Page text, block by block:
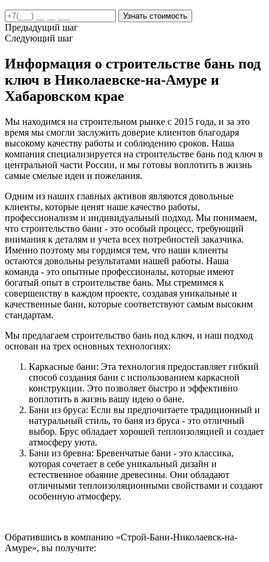
Предыдущий шаг
Следующий шаг
Информация о строительстве бань под
ключ в Николаевске-на-Амуре и
Хабаровском крае
Мы находимся на строительном рынке с 2015 года, и за это
время мы смогли заслужить доверие клиентов благодаря
высокому качеству работы и соблюдению сроков. Наша
компания специализируется на строительстве бань под ключ в
центральной части России, и мы готовы воплотить в жизнь
самые смелые идеи и пожелания.
Одним из наших главных активов являются довольные
клиенты, которые ценят наше качество работы,
профессионализм и индивидуальный подход. Мы понимаем,
что строительство бани - это особый процесс, требующий
внимания к деталям и учета всех потребностей заказчика.
Именно поэтому мы гордимся тем, что наши клиенты
остаются довольны результатами нашей работы. Наша
команда - это опытные профессионалы, которые имеют
богатый опыт в строительстве бань. Мы стремимся к
совершенству в каждом проекте, создавая уникальные и
качественные бани, которые соответствуют самым высоким
стандартам.
Мы предлагаем строительство бань под ключ, и наш подход
основан на трех основных технологиях:
Каркасные бани: Эта технология предоставляет гибкий
способ создания бани с использованием каркасной
конструкции. Это позволяет быстро и эффективно
воплотить в жизнь вашу идею о бане.
Бани из бруса: Если вы предпочитаете традиционный и
натуральный стиль, то баня из бруса - это отличный
выбор. Брус обладает хорошей теплоизоляцией и создает
атмосферу уюта.
Бани из бревна: Бревенчатые бани - это классика,
которая сочетает в себе уникальный дизайн и
естественное обаяние древесины. Они обладают
отличными теплоизоляционными свойствами и создают
особенную атмосферу.
Обратившись в компанию «Строй-Бани-Николаевск-на-
Амуре», вы получите: